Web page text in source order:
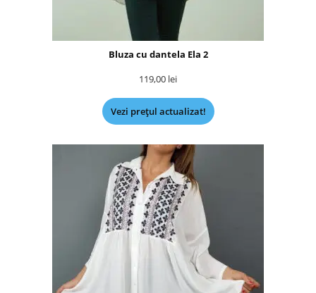
Bluza cu dantela Ela 2
119,00 lei
Vezi prețul actualizat!